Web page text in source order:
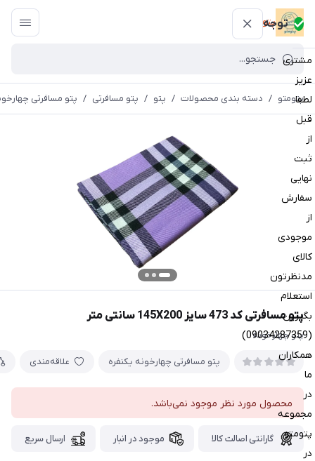
توجه
مشتری
عزیز
لطفا
قبل
از
ثبت
نهایی
سفارش
از
موجودی
کالای
مدنظرتون
استعلام
بگیرین
(09034287359)
همکاران
ما
در
مجموعه
پتومتو
در
پتومتو
پتومتو / دسته بندی محصولات / پتو / پتو مسافرتی / پتو مسافرتی
پتو مسافرتی کد 473 سایز 145X200 سانتی متر
پتو چهارخونه
پتو مسافرتی چهارخونه یکنفره علاقه‌مندی
محصول مورد نظر موجود نمی‌باشد.
گارانتی اصالت کالا موجود در انبار ارسال سریع